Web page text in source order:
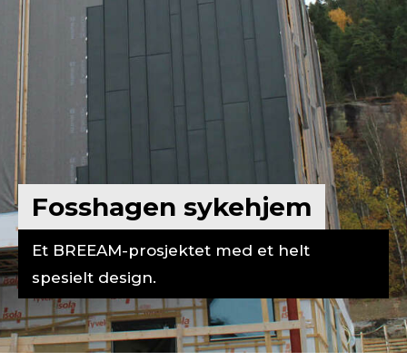
Fosshagen sykehjem
Et BREEAM-prosjektet med et helt
spesielt design.